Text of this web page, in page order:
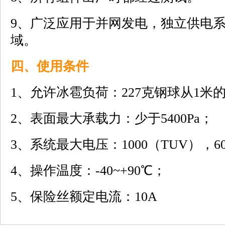
9、广泛应用于并网发电，独立供电
域。
四、使用条件
1、允许冰雹负荷：227克钢球从1米
2、表面最大承载力：少于5400Pa；
3、系统最大电压：1000（TUV），
4、操作温度：-40~+90℃；
5、保险丝额定电流：10A